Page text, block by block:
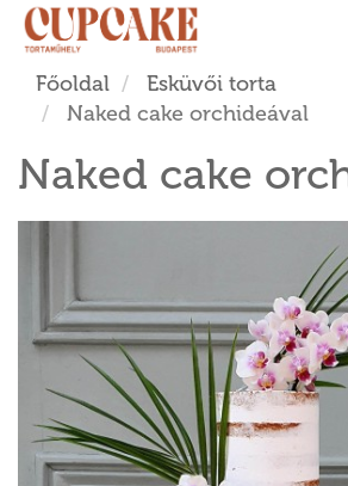
Főoldal
Esküvői torta
Naked cake orchideával
Naked cake